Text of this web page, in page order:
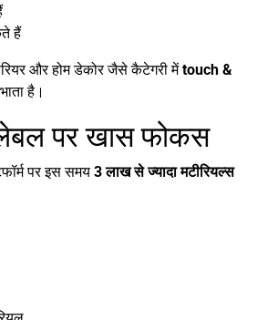
हैं
और होम डेकोर जैसे कैटेगरी मेंtouch &
है।
पर खास फोकस
पर इस समय 3 लाख से ज्यादा मटीरियल्स